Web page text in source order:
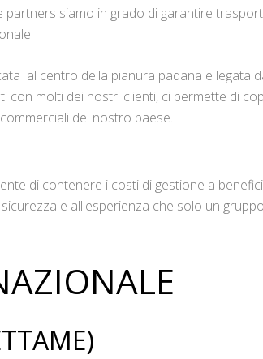
partners siamo in grado di garantire
al centro della pianura padana e legata
con molti dei nostri clienti, ci permette di
del nostro paese.
di contenere i costi di gestione a
e all'esperienza che solo un